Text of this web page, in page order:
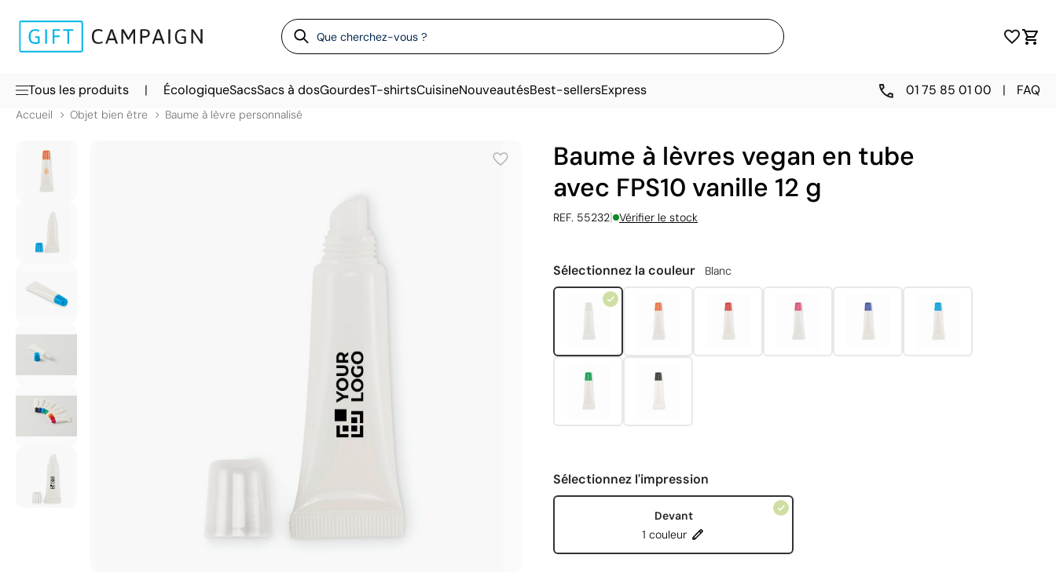
Tous les produits | ÉcologiqueSacsSacs à dosGourdesT-shirtsCuisineNouveautésBest-sellersExpress 01 75 85 01 00 | FAQ
Accueil Objet bien être Baume à lèvre personnalisé
Baume à lèvres vegan en tube
avec FPS10 vanille 12 g
REF. 55232| Vérifier le stock
Sélectionnez la couleur Blanc
Sélectionnez l'impression
Devant
1 couleur